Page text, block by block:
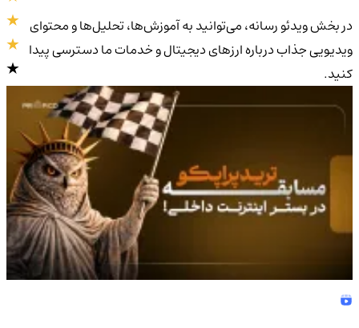
4.9/5
در بخش ویدئو رسانه، می‌توانید به آموزش‌ها، تحلیل‌ها و محتوای
ویدیویی جذاب درباره ارزهای دیجیتال و خدمات ما دسترسی پیدا
کنید.